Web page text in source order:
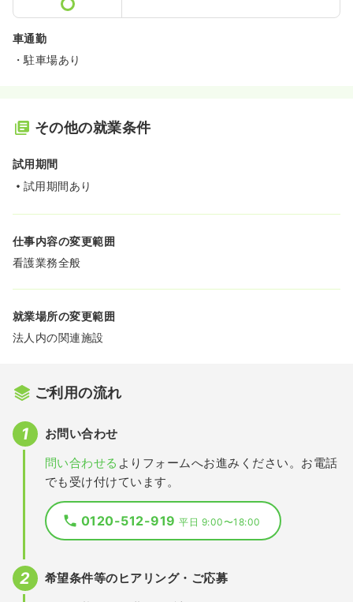
車通勤
・駐車場あり
その他の就業条件
試用期間
試用期間あり
仕事内容の変更範囲
看護業務全般
就業場所の変更範囲
法人内の関連施設
ご利用の流れ
お問い合わせ
問い合わせる よりフォームへお進みください。お電話
でも受け付けています。
0120-512-919平日 9:00〜18:00
希望条件等のヒアリング・ご応募